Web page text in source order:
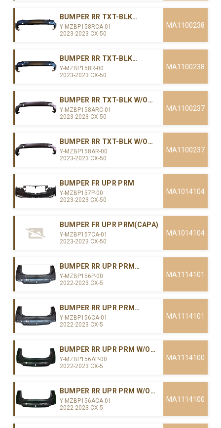
BUMPER RR TXT-BLK
W/PARKING SENSORS(CAPA)
Y-MZBP158RCA-01
2023-2023 CX-50
MA1100238
BUMPER RR TXT-BLK
W/PARKING SENSORS
Y-MZBP158R-00
2023-2023 CX-50
MA1100238
BUMPER RR TXT-BLK W/O
PARKING SENSORS(CAPA)
Y-MZBP158ARC-01
2023-2023 CX-50
MA1100237
BUMPER RR TXT-BLK W/O
PARKING SENSORS
Y-MZBP158AR-00
2023-2023 CX-50
MA1100237
BUMPER FR UPR PRM
Y-MZBP157P-00
2023-2023 CX-50
MA1014104
BUMPER FR UPR PRM(CAPA)
Y-MZBP157CA-01
2023-2023 CX-50
MA1014104
BUMPER RR UPR PRM
W/PARKING SENSORS
Y-MZBP156P-00
2022-2023 CX-5
MA1114101
BUMPER RR UPR PRM
W/PARKING SENSORS(CAPA)
Y-MZBP156CA-01
2022-2023 CX-5
MA1114101
BUMPER RR UPR PRM W/O
PARKING SENSORS
Y-MZBP156AP-00
2022-2023 CX-5
MA1114100
BUMPER RR UPR PRM W/O
PARKING SENSORS(CAPA)
Y-MZBP156ACA-01
2022-2023 CX-5
MA1114100